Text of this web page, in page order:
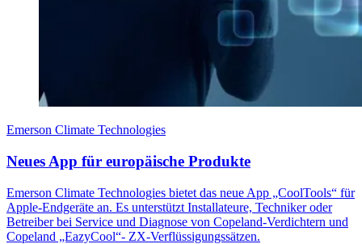
Emerson Climate Technologies
Neues App für europäische Produkte
Emerson Climate Technologies bietet das neue App „CoolTools“ für
Apple-Endgeräte an. Es unterstützt Installateure, Techniker oder
Betreiber bei Service und Diagnose von Copeland-Verdichtern und
Copeland „EazyCool“- ZX-Verflüssigungssätzen.